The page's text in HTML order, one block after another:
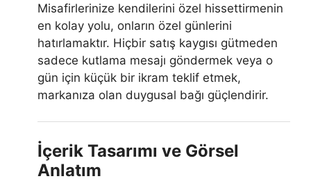
Misafirlerinize kendilerini özel hissettirmenin
en kolay yolu, onların özel günlerini
hatırlamaktır. Hiçbir satış kaygısı gütmeden
sadece kutlama mesajı göndermek veya o
gün için küçük bir ikram teklif etmek,
markanıza olan duygusal bağı güçlendirir.
İçerik Tasarımı ve Görsel
Anlatım